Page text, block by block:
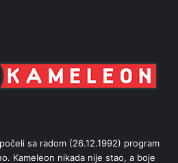
sa radom (26.12.1992) program
Kameleon nikada nije stao, a boje